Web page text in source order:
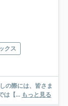
クス
は【... もっと見る